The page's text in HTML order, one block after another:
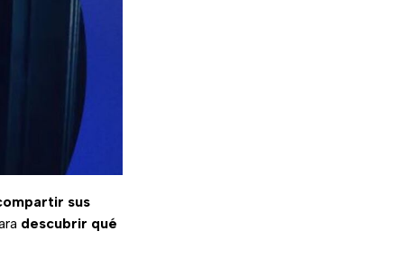
sus
descubrir qué